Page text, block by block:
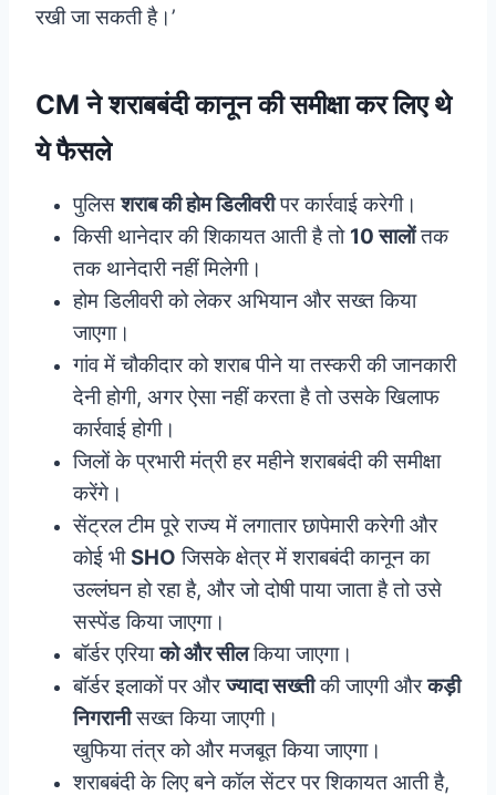
रखी जा सकती है।’
CM ने शराबबंदी कानून की समीक्षा कर लिए थे
ये फैसले
पुलिसशराब की होम डिलीवरीपर कार्रवाई करेगी।
किसी थानेदार की शिकायत आती है तो 10 सालोंतक
तक थानेदारी नहीं मिलेगी।
होम डिलीवरी को लेकर अभियान और सख्त किया
जाएगा।
गांव में चौकीदार को शराब पीने या तस्करी की जानकारी
देनी होगी, अगर ऐसा नहीं करता है तो उसके खिलाफ
कार्रवाई होगी।
जिलों के प्रभारी मंत्री हर महीने शराबबंदी की समीक्षा
करेंगे।
सेंट्रल टीम पूरे राज्य में लगातार छापेमारी करेगी और
कोई भी SHO जिसके क्षेत्र में शराबबंदी कानून का
उल्लंघन हो रहा है, और जो दोषी पाया जाता है तो उसे
सस्पेंड किया जाएगा।
बॉर्डर एरियाको और सीलकिया जाएगा।
बॉर्डर इलाकों पर औरज्यादा सख्तीकी जाएगी औरकड़ी
निगरानीसख्त किया जाएगी।
खुफिया तंत्र को और मजबूत किया जाएगा।
शराबबंदी के लिए बने कॉल सेंटर पर शिकायत आती है,